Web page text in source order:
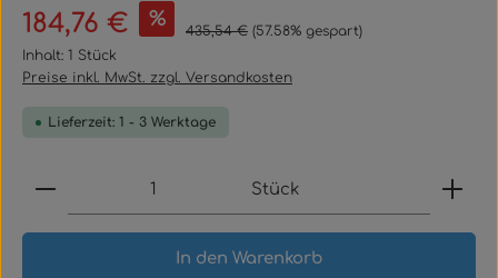
Verkaufspreis:
184,76 € % Regulärer Preis:
435,54 € (57.58% gespart)
Inhalt: 1 Stück
Preise inkl. MwSt. zzgl. Versandkosten
Lieferzeit: 1 - 3 Werktage
Produkt Anzahl: Gib den gewünschten Wert
Stück
In den Warenkorb